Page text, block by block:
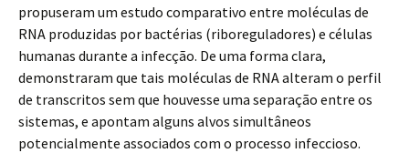
propuseram um estudo comparativo entre moléculas de
RNA produzidas por bactérias (riboreguladores) e células
humanas durante a infecção. De uma forma clara,
demonstraram que tais moléculas de RNA alteram o perfil
de transcritos sem que houvesse uma separação entre os
sistemas, e apontam alguns alvos simultâneos
potencialmente associados com o processo infeccioso.